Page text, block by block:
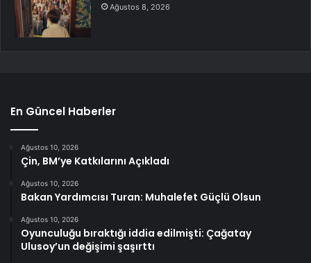
Ağustos 8, 2026
En Güncel Haberler
Ağustos 10, 2026
Çin, BM’ye Katkılarını Açıkladı
Ağustos 10, 2026
Bakan Yardımcısı Turan: Muhalefet Güçlü Olsun
Ağustos 10, 2026
Oyunculuğu bıraktığı iddia edilmişti: Çağatay
Ulusoy’un değişimi şaşırttı